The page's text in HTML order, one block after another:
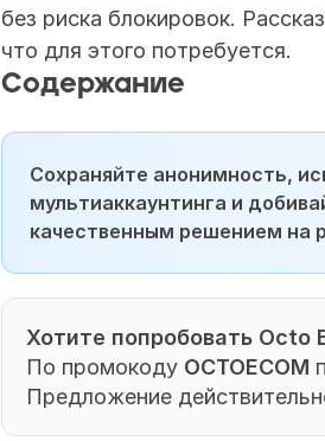
без риска блокировок.
что для этого потребуется.
Содержание
Сохраняйте анонимность,
мультиаккаунтинга и
качественным решением на
Хотите попробовать Octo
По промокоду OCTOECOM
Предложение